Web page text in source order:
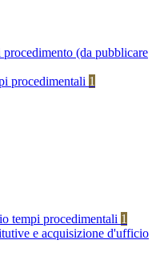
(da pubblicare
procedimentali 1
tempi procedimentali 1
e acquisizione d'ufficio